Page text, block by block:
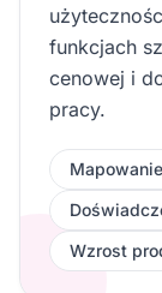
funkcjach
cenowej i
pracy.
Wzrost